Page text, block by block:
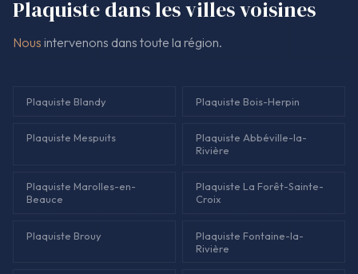
Plaquiste dans les villes voisines
Nous intervenons dans toute la région.
Plaquiste Blandy Plaquiste Bois-Herpin
Plaquiste Mespuits
Plaquiste Abbéville-la-
Rivière
Plaquiste Marolles-en-
Beauce
Plaquiste La Forêt-Sainte-
Croix
Plaquiste Brouy
Plaquiste Fontaine-la-
Rivière